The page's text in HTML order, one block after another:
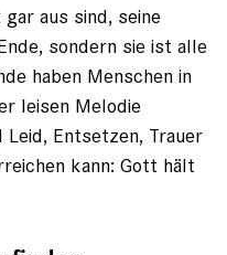
aus sind, ­seine
sondern sie ist alle
haben Menschen in
leisen Melodie
Entsetzen, Trauer
kann: Gott hält